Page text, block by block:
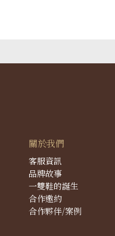
關於我們
客服資訊
品牌故事
一雙鞋的誕生
合作邀約
合作夥伴/案例